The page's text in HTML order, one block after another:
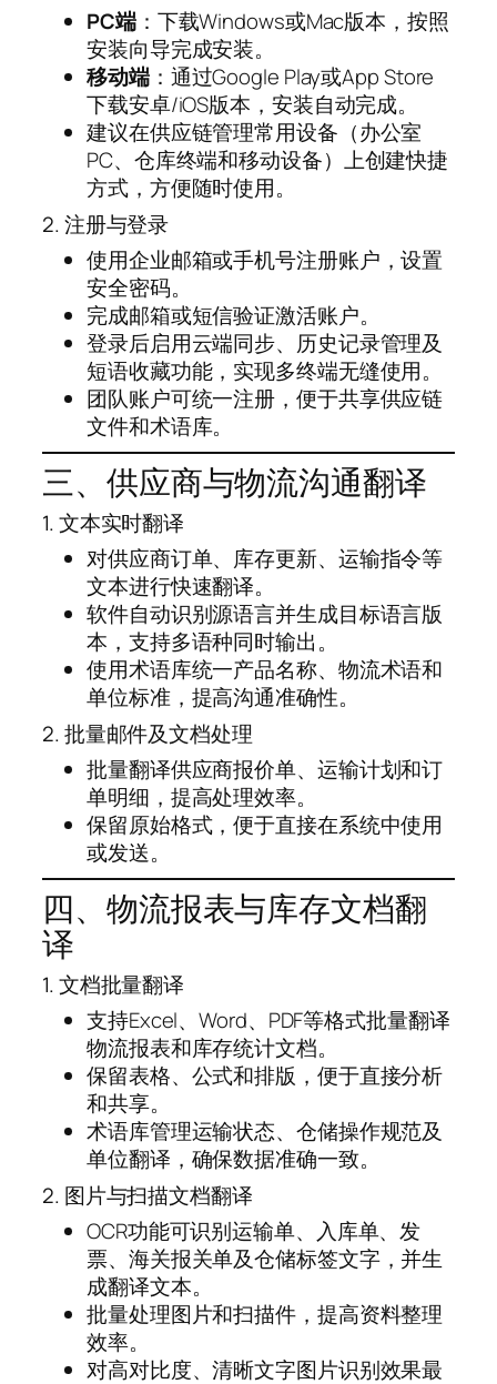
PC端：下载Windows或Mac版本，按照
安装向导完成安装。
移动端：通过Google Play或App Store
下载安卓/iOS版本，安装自动完成。
建议在供应链管理常用设备（办公室
PC、仓库终端和移动设备）上创建快捷
方式，方便随时使用。
2. 注册与登录
使用企业邮箱或手机号注册账户，设置
安全密码。
完成邮箱或短信验证激活账户。
登录后启用云端同步、历史记录管理及
短语收藏功能，实现多终端无缝使用。
团队账户可统一注册，便于共享供应链
文件和术语库。
三、供应商与物流沟通翻译
1. 文本实时翻译
对供应商订单、库存更新、运输指令等
文本进行快速翻译。
软件自动识别源语言并生成目标语言版
本，支持多语种同时输出。
使用术语库统一产品名称、物流术语和
单位标准，提高沟通准确性。
2. 批量邮件及文档处理
批量翻译供应商报价单、运输计划和订
单明细，提高处理效率。
保留原始格式，便于直接在系统中使用
或发送。
四、物流报表与库存文档翻
译
1. 文档批量翻译
支持Excel、Word、PDF等格式批量翻译
物流报表和库存统计文档。
保留表格、公式和排版，便于直接分析
和共享。
术语库管理运输状态、仓储操作规范及
单位翻译，确保数据准确一致。
2. 图片与扫描文档翻译
OCR功能可识别运输单、入库单、发
票、海关报关单及仓储标签文字，并生
成翻译文本。
批量处理图片和扫描件，提高资料整理
效率。
对高对比度、清晰文字图片识别效果最